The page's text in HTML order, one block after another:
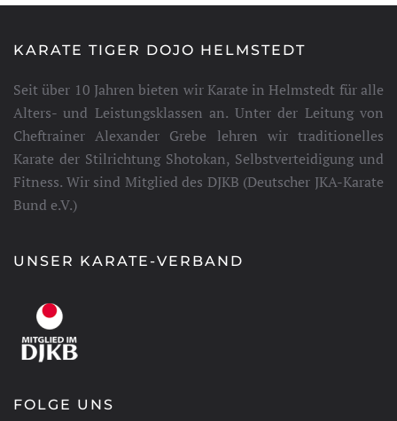
KARATE TIGER DOJO HELMSTEDT
Seit über 10 Jahren bieten wir Karate in Helmstedt für alle
Alters- und Leistungsklassen an. Unter der Leitung von
Cheftrainer Alexander Grebe lehren wir traditionelles
Karate der Stilrichtung Shotokan, Selbstverteidigung und
Fitness. Wir sind Mitglied des DJKB (Deutscher JKA-Karate
Bund e.V.)
UNSER KARATE-VERBAND
FOLGE UNS